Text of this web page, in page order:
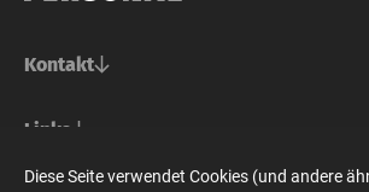
Kontakt
Basel/Nordwestschweiz
Steinenvorstadt 73
Bern/Mittelland
Links
Für Stellensuchende
Diese Seite verwendet Cookies (und andere